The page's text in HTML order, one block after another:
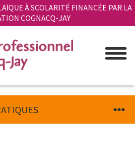
À SCOLARITÉ FINANCÉE PAR LA
COGNACQ-JAY